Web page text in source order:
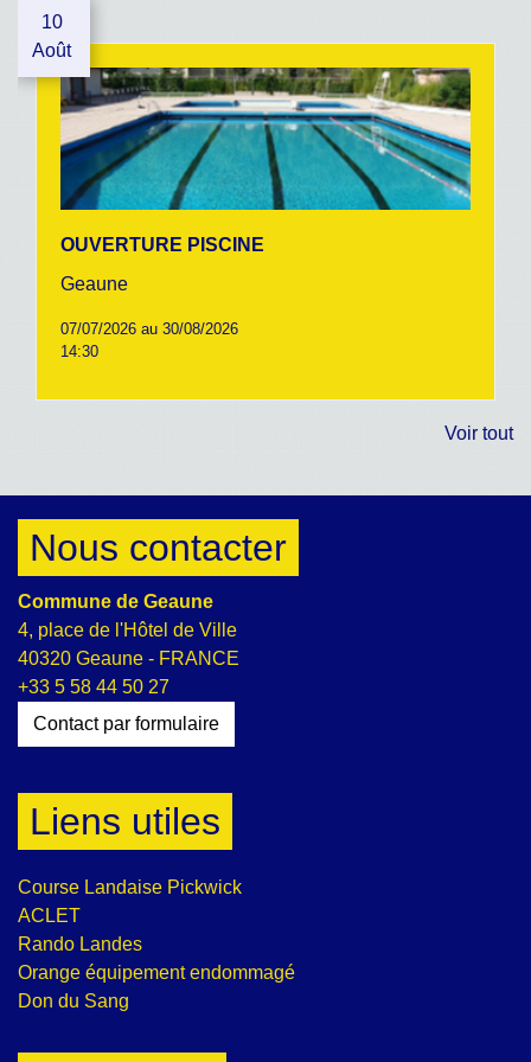
10
Août
OUVERTURE PISCINE
Geaune
07/07/2026 au 30/08/2026
14:30
Voir tout
Nous contacter
Commune de Geaune
4, place de l'Hôtel de Ville
40320 Geaune - FRANCE
+33 5 58 44 50 27
Contact par formulaire
Liens utiles
Course Landaise Pickwick
ACLET
Rando Landes
Orange équipement endommagé
Don du Sang